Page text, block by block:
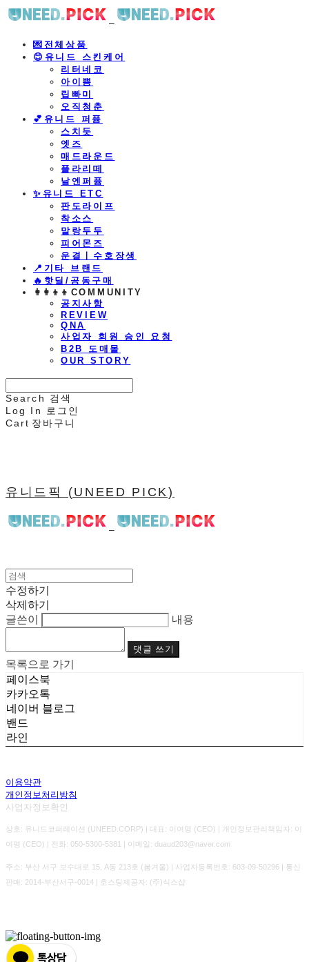
💌전체상품
😊유니드 스킨케어
리터네코
아이쁨
립빠미
오직청춘
💕유니드 퍼퓸
스치듯
엣즈
매드라운드
플라리떼
날엔퍼퓸
​✨유니드 ETC
판도라이프
착소스
말랑두두
피어몬즈
운결ㅣ수호장생
📍기타 브랜드
🔥핫딜/공동구매
👩‍👩‍👦‍👦COMMUNITY
공지사항
REVIEW
QNA
사업자 회원 승인 요청
B2B 도매몰
OUR STORY
Search
검색
Log In
로그인
Cart 장바구니
유니드픽 (UNEED PICK)
수정하기
삭제하기
글쓴이
내용
댓글 쓰기
목록으로 가기
페이스북
카카오톡
네이버 블로그
밴드
라인
이용약관
개인정보처리방침
사업자정보확인
상호: 유니드코퍼레이션 (UNEED.CORP) | 대표: 이여명 (CEO) | 개인정보관리책임자: 이
여명 (CEO) | 전화: 050-5300-5381 | 이메일: duaud203@naver.com
주소: 부산 서구 보수대로 15, A동 213호 (봄겨울) | 사업자등록번호: 603-09-50296 | 통신
판매: 2014-부산서구-0014 | 호스팅제공자: (주)식스샵